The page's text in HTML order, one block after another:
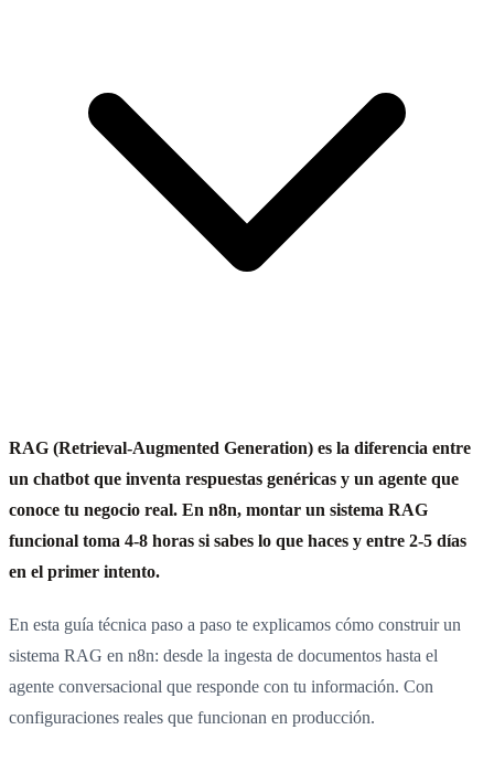
RAG (Retrieval-Augmented Generation) es la diferencia entre
un chatbot que inventa respuestas genéricas y un agente que
conoce tu negocio real. En n8n, montar un sistema RAG
funcional toma 4-8 horas si sabes lo que haces y entre 2-5 días
en el primer intento.
En esta guía técnica paso a paso te explicamos cómo construir un
sistema RAG en n8n: desde la ingesta de documentos hasta el
agente conversacional que responde con tu información. Con
configuraciones reales que funcionan en producción.